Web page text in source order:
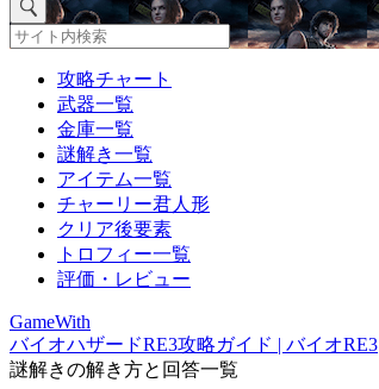
攻略チャート
武器一覧
金庫一覧
謎解き一覧
アイテム一覧
チャーリー君人形
クリア後要素
トロフィー一覧
評価・レビュー
GameWith
バイオハザードRE3攻略ガイド | バイオRE3
謎解きの解き方と回答一覧